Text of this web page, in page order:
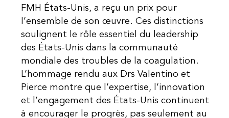
FMH États-Unis, a reçu un prix pour
l’ensemble de son œuvre. Ces distinctions
soulignent le rôle essentiel du leadership
des États-Unis dans la communauté
mondiale des troubles de la coagulation.
L’hommage rendu aux Drs Valentino et
Pierce montre que l’expertise, l’innovation
et l’engagement des États-Unis continuent
à encourager le progrès, pas seulement au